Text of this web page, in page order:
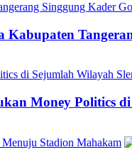
Singgung Kader
Kabupaten
di Sejumlah Wilayah
Money Politics
Stadion Mahakam